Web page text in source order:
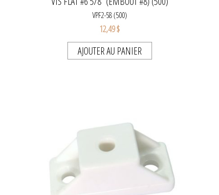
VPF2-58 (500)
12,49 $
AJOUTER AU PANIER